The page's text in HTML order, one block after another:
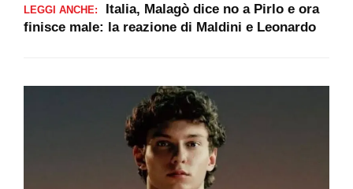
LEGGI ANCHE:
Italia, Malagò dice no a Pirlo e ora
finisce male: la reazione di Maldini e Leonardo